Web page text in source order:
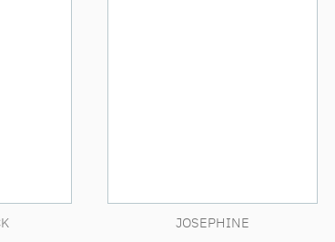
JOSEPHINE